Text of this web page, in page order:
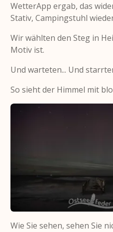
WetterApp ergab, das
Stativ, Campingstuhl
Wir wählten den Steg in
Motiv ist.
Und warteten... Und
So sieht der Himmel mit
Wie Sie sehen, sehen Sie